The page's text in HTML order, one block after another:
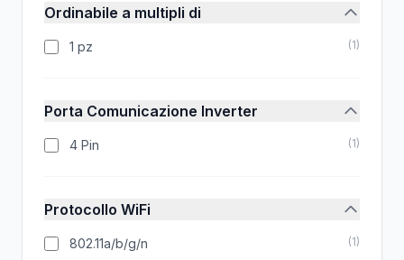
Ordinabile a multipli di
1 pz (1)
Porta Comunicazione Inverter
4 Pin (1)
Protocollo WiFi
802.11a/b/g/n (1)